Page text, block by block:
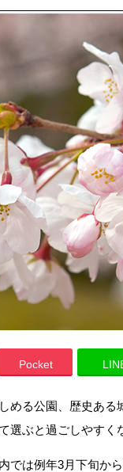
Pocket
める公園、歴史ある
選ぶと過ごしやすく
では例年3月下旬か